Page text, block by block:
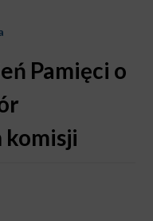
Pamięci o
komisji